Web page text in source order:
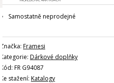
Samostatně neprodejné
Značka: Framesi
Kategorie: Dárkové doplňky
Kód: FR G94087
Ke stažení: Katalogy